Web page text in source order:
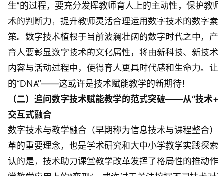
生”的过程，要充分发挥教师育人上的主动性，保护教
术的判断力，提升教师灵活合理运用数字技术的数字
策。数字技术植根于当前波澜壮阔的数字时代之中，
育人要彰显数字技术的文化属性，将由新科技、新技
内容与活动过程中，使得育人更具时代感和生命力。
的“DNA”——这或许是技术赋能教学的新期待！
（二）追问数字技术赋能教学的范式突破——从“技术
交互式融合
数字技术与教学融合（早期称为信息技术与课程整合
革的重要理念，也是学术研究和大中小学教学实践探
认的是，技术助力课堂教学改革发挥了格局性的推动